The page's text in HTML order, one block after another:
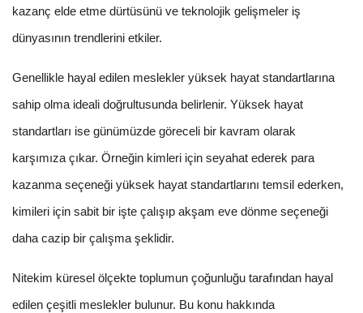
kazanç elde etme dürtüsünü ve teknolojik gelişmeler iş
dünyasının trendlerini etkiler.
Genellikle hayal edilen meslekler yüksek hayat standartlarına
sahip olma ideali doğrultusunda belirlenir. Yüksek hayat
standartları ise günümüzde göreceli bir kavram olarak
karşımıza çıkar. Örneğin kimleri için seyahat ederek para
kazanma seçeneği yüksek hayat standartlarını temsil ederken,
kimileri için sabit bir işte çalışıp akşam eve dönme seçeneği
daha cazip bir çalışma şeklidir.
Nitekim küresel ölçekte toplumun çoğunluğu tarafından hayal
edilen çeşitli meslekler bulunur. Bu konu hakkında